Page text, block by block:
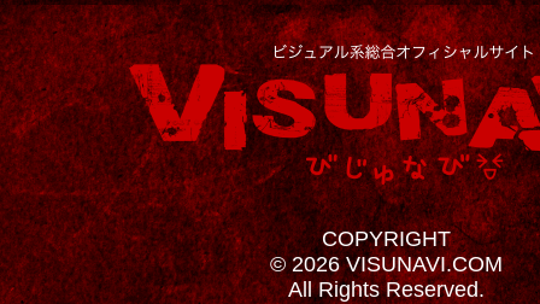
COPYRIGHT
© 2026 VISUNAVI.COM
All Rights Reserved.